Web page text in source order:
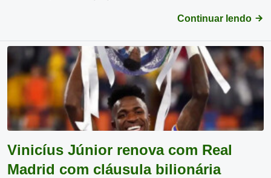
Continuar lendo
Vinicíus Júnior renova com Real
Madrid com cláusula bilionária